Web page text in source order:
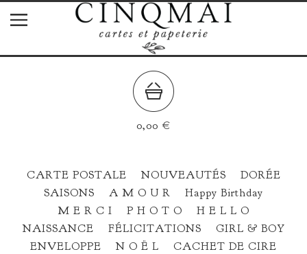
0,00 €
CARTE POSTALE NOUVEAUTÉS
DORÉE
SAISONS
A M O U R
Happy Birthday
M E R C I
P H O T O
H E L L O
NAISSANCE
FÉLICITATIONS
GIRL & BOY
ENVELOPPE
N O Ë L
CACHET DE CIRE